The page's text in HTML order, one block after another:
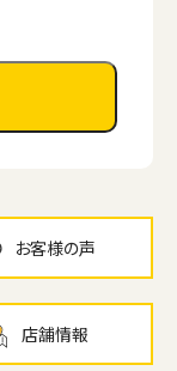
お客様の声
店舗情報